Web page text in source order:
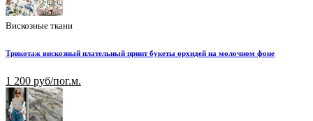
Вискозные ткани
Трикотаж вискозный плательный принт букеты орхидей на молочном фоне
1 200 руб/пог.м.